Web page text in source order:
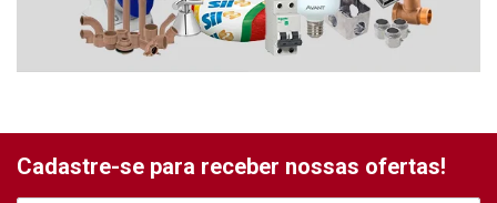
Cadastre-se para receber nossas ofertas!